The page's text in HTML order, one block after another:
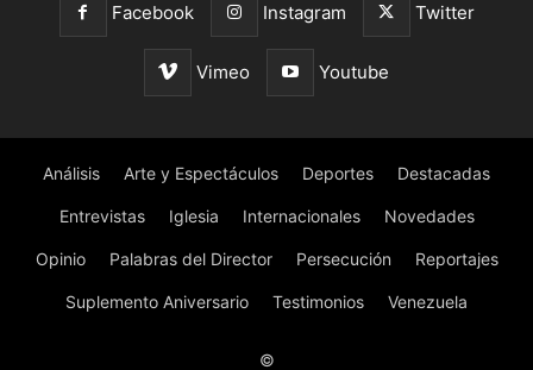
Facebook Instagram Twitter
Vimeo Youtube
Análisis Arte y Espectáculos Deportes Destacadas
Entrevistas Iglesia Internacionales Novedades
Opinio Palabras del Director Persecución Reportajes
Suplemento Aniversario Testimonios Venezuela
©